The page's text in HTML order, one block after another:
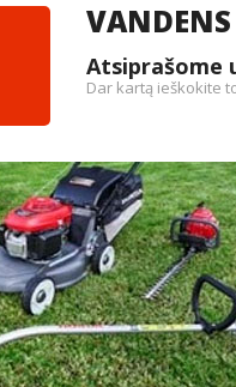
Atsiprašome
Dar kartą ieškokite